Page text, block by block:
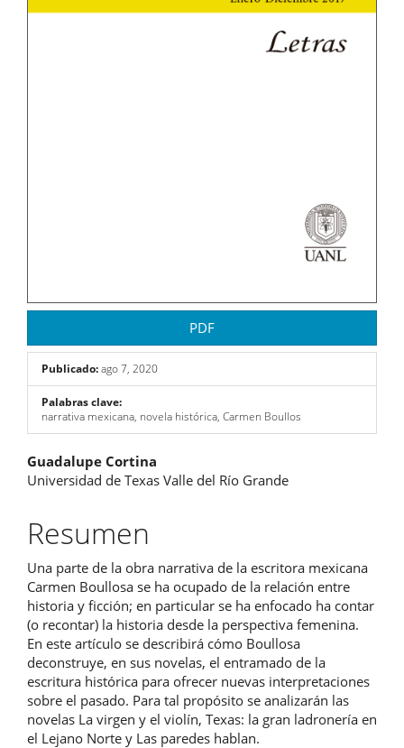
PDF
Publicado:ago 7, 2020
Palabras clave:
narrativa mexicana, novela histórica, Carmen Boullos
Contenido
principal
del
artículo
Guadalupe Cortina
Universidad de Texas Valle del Río Grande
Resumen
Una parte de la obra narrativa de la escritora mexicana
Carmen Boullosa se ha ocupado de la relación entre
historia y ficción; en particular se ha enfocado ha contar
(o recontar) la historia desde la perspectiva femenina.
En este artículo se describirá cómo Boullosa
deconstruye, en sus novelas, el entramado de la
escritura histórica para ofrecer nuevas interpretaciones
sobre el pasado. Para tal propósito se analizarán las
novelas La virgen y el violín, Texas: la gran ladronería en
el Lejano Norte y Las paredes hablan.